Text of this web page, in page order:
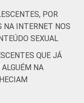
0
POR
NA INTERNET NOS
SEXUAL
QUE JÁ
NA